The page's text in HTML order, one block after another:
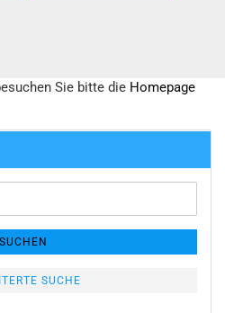
Sie bitte die Homepage
SUCHEN
SUCHE